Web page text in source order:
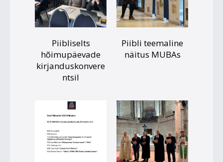
Piibliselts
hõimupäevade
kirjanduskonvere
ntsil
Piibli teemaline
näitus MUBAs